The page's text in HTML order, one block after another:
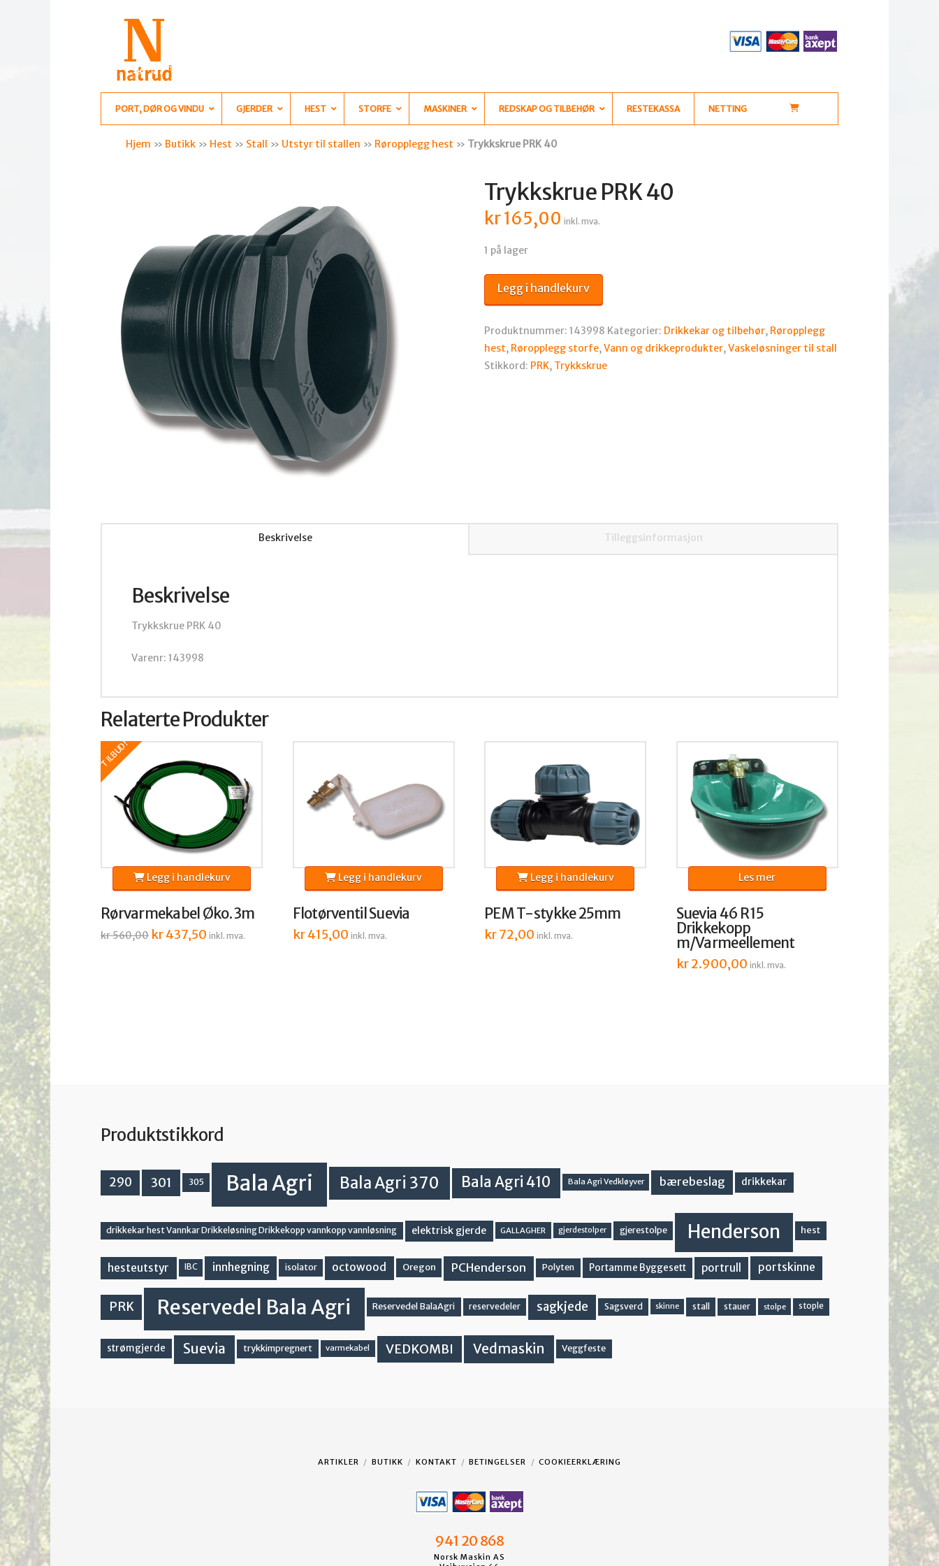
PORT, DØR OG VINDU GJERDER HEST STORFE MASKINER REDSKAP OG TILBEHØR RESTEKASSA NETTING
Hjem » Butikk » Hest » Stall » Utstyr til stallen » Røropplegg hest » Trykkskrue PRK 40
Trykkskrue PRK 40
kr165,00 inkl. mva.
1 på lager
Trykkskrue
antall
Legg i handlekurv
Produktnummer:143998 Kategorier: Drikkekar og tilbehør, Røropplegg
hest, Røropplegg storfe,Vann og drikkeprodukter,Vaskeløsninger til stall
Stikkord: PRK, Trykkskrue
Beskrivelse Tilleggsinformasjon
Beskrivelse
Trykkskrue PRK 40
Varenr: 143998
Relaterte Produkter
TILBUD!
Rørvarmekabel Øko. 3m
kr560,00 Opprinnelig
pris
kr437,50 Nåværende
pris
inkl. mva.
Legg i handlekurv
Flotørventil Suevia
kr415,00 inkl. mva.
Legg i handlekurv
PEM T-stykke 25mm
kr72,00 inkl. mva.
Legg i handlekurv
Suevia 46 R15
Drikkekopp
m/Varmeellement
kr2.900,00 inkl. mva.
Les mer
Produktstikkord
290 301 305 Bala Agri Bala Agri 370 Bala Agri 410 Bala Agri Vedkløyver bærebeslag drikkekar
drikkekar hest Vannkar Drikkeløsning Drikkekopp vannkopp vannløsning elektrisk gjerde GALLAGHER gjerdestolper gjerestolpe Henderson hest
hesteutstyr IBC innhegning isolator octowood Oregon PCHenderson Polyten Portamme Byggesett portrull portskinne
PRK Reservedel Bala Agri Reservedel BalaAgri reservedeler sagkjede Sagsverd skinne stall stauer stolpe stople
strømgjerde Suevia trykkimpregnert varmekabel VEDKOMBI Vedmaskin Veggfeste
ARTIKLER BUTIKK KONTAKT BETINGELSER COOKIEERKLÆRING
941 20 868
Norsk Maskin AS